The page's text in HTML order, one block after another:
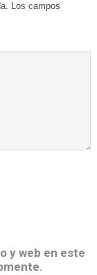
Los campos
y web en este